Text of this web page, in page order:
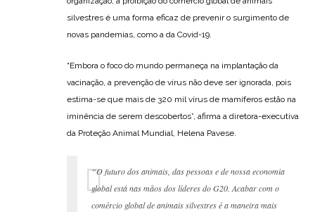
silvestres é uma forma eficaz de prevenir o surgimento de
novas pandemias, como a da Covid-19.
“Embora o foco do mundo permaneça na implantação da
vacinação, a prevenção de vírus não deve ser ignorada, pois
estima-se que mais de 320 mil vírus de mamíferos estão na
iminência de serem descobertos”, afirma a diretora-executiva
da Proteção Animal Mundial, Helena Pavese.
“O futuro dos animais, das pessoas e de nossa economia
global está nas mãos dos líderes do G20. Acabar com o
comércio global de animais silvestres é a maneira mais